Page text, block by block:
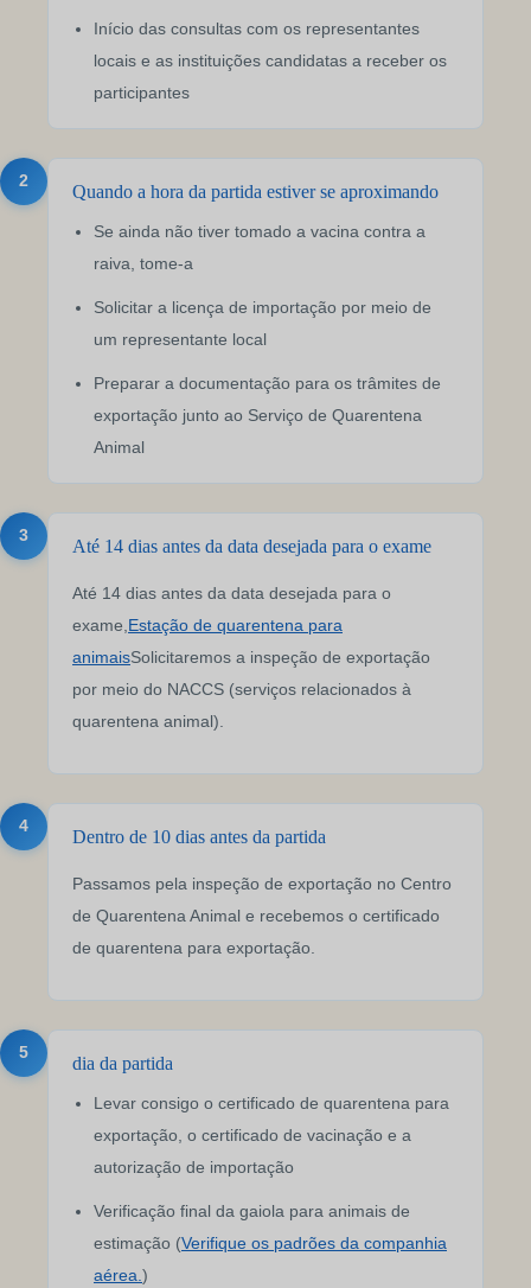
Início das consultas com os representantes
locais e as instituições candidatas a receber os
participantes
2
Quando a hora da partida estiver se aproximando
Se ainda não tiver tomado a vacina contra a
raiva, tome-a
Solicitar a licença de importação por meio de
um representante local
Preparar a documentação para os trâmites de
exportação junto ao Serviço de Quarentena
Animal
3
Até 14 dias antes da data desejada para o exame
Até 14 dias antes da data desejada para o
exame, Estação de quarentena para
animaisSolicitaremos a inspeção de exportação
por meio do NACCS (serviços relacionados à
quarentena animal).
4
Dentro de 10 dias antes da partida
Passamos pela inspeção de exportação no Centro
de Quarentena Animal e recebemos o certificado
de quarentena para exportação.
5
dia da partida
Levar consigo o certificado de quarentena para
exportação, o certificado de vacinação e a
autorização de importação
Verificação final da gaiola para animais de
estimação (Verifique os padrões da companhia
aérea. )